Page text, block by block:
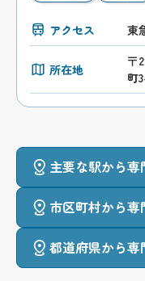
アクセス 東
所在地
〒
町
主要な駅から専
市区町村から専
都道府県から専